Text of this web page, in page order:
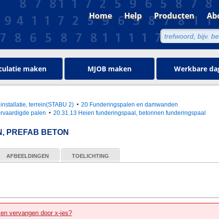
Home Help Producten
maken MJOB maken Werkbare
installatie, terrein(STABU 2)
20 Funderingspalen en damwanden
palen
20.31.13 Heien funderingspaal, betonnen funderingspaal
PREFAB BETON
AFBEELDINGEN
TOELICHTING
vervangen door x-jes?